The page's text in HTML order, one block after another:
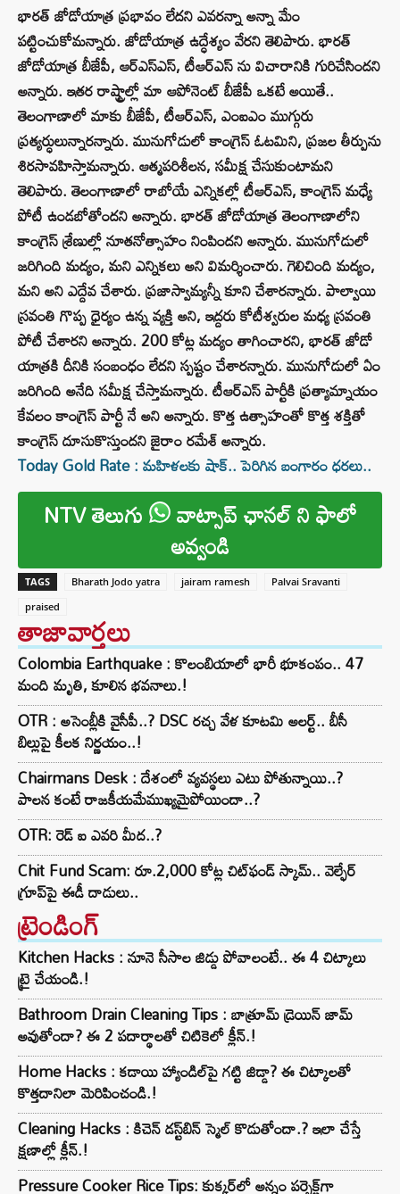
భారత్ జోడోయాత్ర ప్రభావం లేదని ఎవరన్నా అన్నా మేం
పట్టించుకోమన్నారు. జోడోయాత్ర ఉద్ధేశ్యం వేరని తెలిపారు. భారత్
జోడోయాత్ర బీజేపీ, ఆర్ఎస్ఎస్, టీఆర్ఎస్ ను విచారానికి గురిచేసిందని
అన్నారు. ఇతర రాష్ట్రాల్లో మా ఆపోనెంట్ బీజేపీ ఒకటే అయితే..
తెలంగాణాలో మాకు బీజేపీ, టీఆర్ఎస్, ఎంఐఎం ముగ్గురు
ప్రత్యర్ధులున్నారన్నారు. మునుగోడులో కాంగ్రెస్ ఓటమిని, ప్రజల తీర్పును
శిరసావహిస్తామన్నారు. ఆత్మపరిశీలన, సమీక్ష చేసుకుంటామని
తెలిపారు. తెలంగాణాలో రాబోయే ఎన్నికల్లో టీఆర్ఎస్, కాంగ్రెస్ మధ్యే
పోటీ ఉండబోతోందని అన్నారు. భారత్ జోడోయాత్ర తెలంగాణాలోని
కాంగ్రెస్ శ్రేణుల్లో నూతనోత్సాహం నింపిందని అన్నారు. మునుగోడులో
జరిగింది మద్యం, మని ఎన్నికలు అని విమర్శించారు. గెలిచింది మద్యం,
మని అని ఎద్దేవ చేశారు. ప్రజాస్వామ్యన్నీ కూని చేశారన్నారు. పాల్వాయి
స్రవంతి గొప్ప ధైర్యం ఉన్న వ్యక్తి అని, ఇద్దరు కోటీశ్వరుల మధ్య స్రవంతి
పోటీ చేశారని అన్నారు. 200 కోట్ల మద్యం తాగించారని, భారత్ జోడో
యాత్రకి దీనికి సంబంధం లేదని స్పష్టం చేశారన్నారు. మునుగోడులో ఏం
జరిగింది అనేది సమీక్ష చేస్తామన్నారు. టీఆర్‌ఎస్‌ పార్టీకి ప్రత్యామ్నాయం
కేవలం కాంగ్రెస్ పార్టీ నే అని అన్నారు. కొత్త ఉత్సాహంతో కొత్త శక్తితో
కాంగ్రెస్ దూసుకొస్తుందని జైరాం రమేశ్ అన్నారు.
Today Gold Rate : మహిళలకు షాక్‌.. పెరిగిన బంగారం ధరలు..
NTV తెలుగు వాట్సాప్ ఛానల్ ని ఫాలో
అవ్వండి
TAGS Bharath Jodo yatra jairam ramesh
Palvai Sravanti
praised
తాజావార్తలు
Colombia Earthquake : కొలంబియాలో భారీ భూకంపం.. 47
మంది మృతి, కూలిన భవనాలు.!
OTR : అసెంబ్లీకి వైసీపీ..? DSC రచ్చ వేళ కూటమి అలర్ట్.. బీసీ
బిల్లుపై కీలక నిర్ణయం..!
Chairmans Desk : దేశంలో వ్యవస్థలు ఎటు పోతున్నాయి..?
పాలన కంటే రాజకీయమేముఖ్యమైపోయిందా..?
OTR: రెడ్ ఐ ఎవరి మీద..?
Chit Fund Scam: రూ.2,000 కోట్ల చిట్‌ఫండ్ స్కామ్.. వెల్ఫేర్
గ్రూప్‌పై ఈడీ దాడులు..
ట్రెండింగ్‌
Kitchen Hacks : నూనె సీసాల జిడ్డు పోవాలంటే.. ఈ 4 చిట్కాలు
ట్రై చేయండి.!
Bathroom Drain Cleaning Tips : బాత్రూమ్ డ్రెయిన్ జామ్
అవుతోందా? ఈ 2 పదార్థాలతో చిటికెలో క్లీన్.!
Home Hacks : కడాయి హ్యాండిల్‌పై గట్టి జిడ్డా? ఈ చిట్కాలతో
కొత్తదానిలా మెరిపించండి.!
Cleaning Hacks : కిచెన్ డస్ట్‌బిన్ స్మెల్ కొడుతోందా.? ఇలా చేస్తే
క్షణాల్లో క్లీన్.!
Pressure Cooker Rice Tips: కుక్కర్‌లో అన్నం పర్ఫెక్ట్‌గా